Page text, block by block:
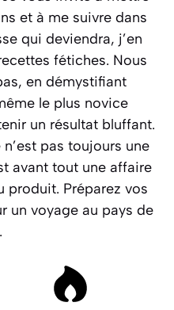
et à me suivre dans
qui deviendra, j’en
fétiches. Nous
en démystifiant
le plus novice
un résultat bluffant.
pas toujours une
avant tout une affaire
produit. Préparez vos
un voyage au pays de